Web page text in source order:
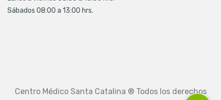
Sábados 08:00 a 13:00 hrs.
Centro Médico Santa Catalina ® Todos los derechos